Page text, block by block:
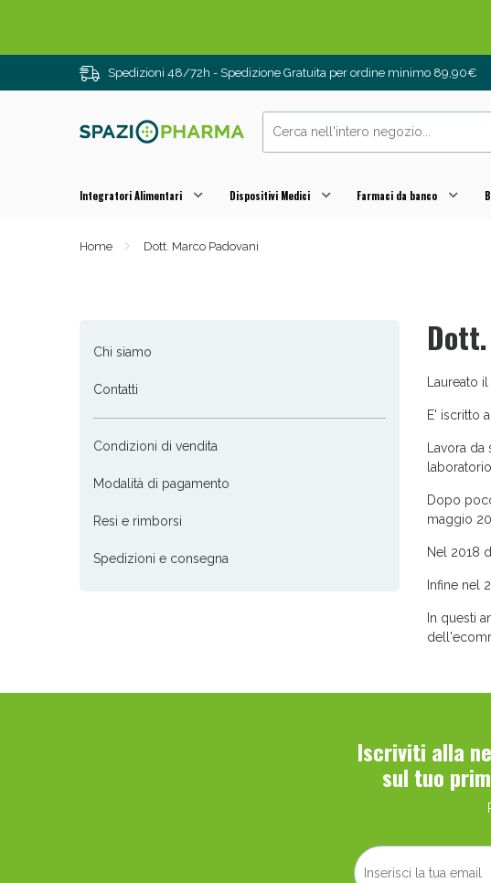
Spedizioni 48/72h - Spedizione Gratuita per ordine minimo 89,90€
Integratori Alimentari Dispositivi Medici Farmaci da banco
Home Dott. Marco Padovani
Chi siamo
Contatti
Condizioni di vendita
Modalità di pagamento
Resi e rimborsi
Spedizioni e consegna
Laureato
E' iscritto
Lavora
Dopo
maggio
Nel 2018
Infine nel
In questi
Iscriviti alla
sul tuo
Salini e
Anticellulite